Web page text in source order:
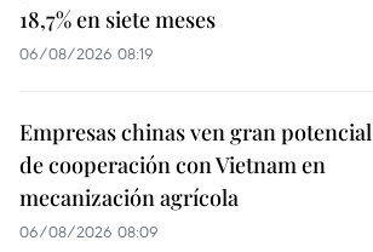
18,7% en siete meses
06/08/2026 08:19
Empresas chinas ven gran potencial
de cooperación con Vietnam en
mecanización agrícola
06/08/2026 08:09